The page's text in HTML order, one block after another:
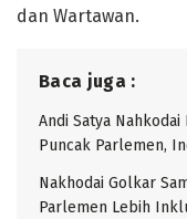
dan Wartawan.
Baca juga :
Andi Satya
Puncak Parlemen,
Nakhodai Golkar
Parlemen Lebih